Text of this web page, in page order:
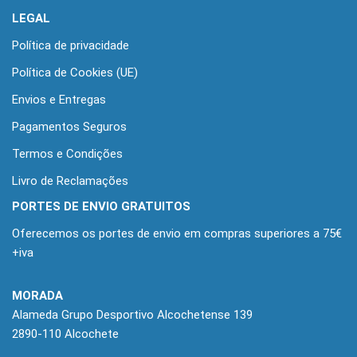
LEGAL
Política de privacidade
Política de Cookies (UE)
Envios e Entregas
Pagamentos Seguros
Termos e Condições
Livro de Reclamações
PORTES DE ENVIO GRATUITOS
Oferecemos os portes de envio em compras superiores a 75€
+iva
MORADA
Alameda Grupo Desportivo Alcochetense 139
2890-110 Alcochete